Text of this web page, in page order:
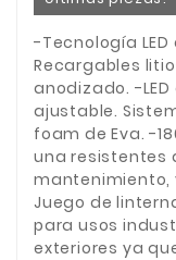
-Tecnología
Recargables
anodizado. -
ajustable.
foam de Eva. -
una resistentes
mantenimiento,
Juego de
para usos
exteriores ya